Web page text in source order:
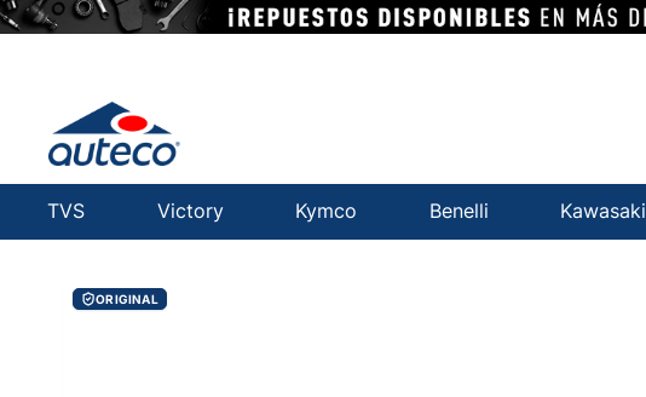
TVS Victory Kymco Benelli Kawasaki
ORIGINAL